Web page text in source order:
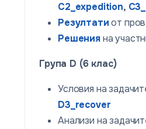
C2_expedition,
Резултатиот
Решенияна
Група D (6 клас)
Условия на
D3_recover
Анализи на